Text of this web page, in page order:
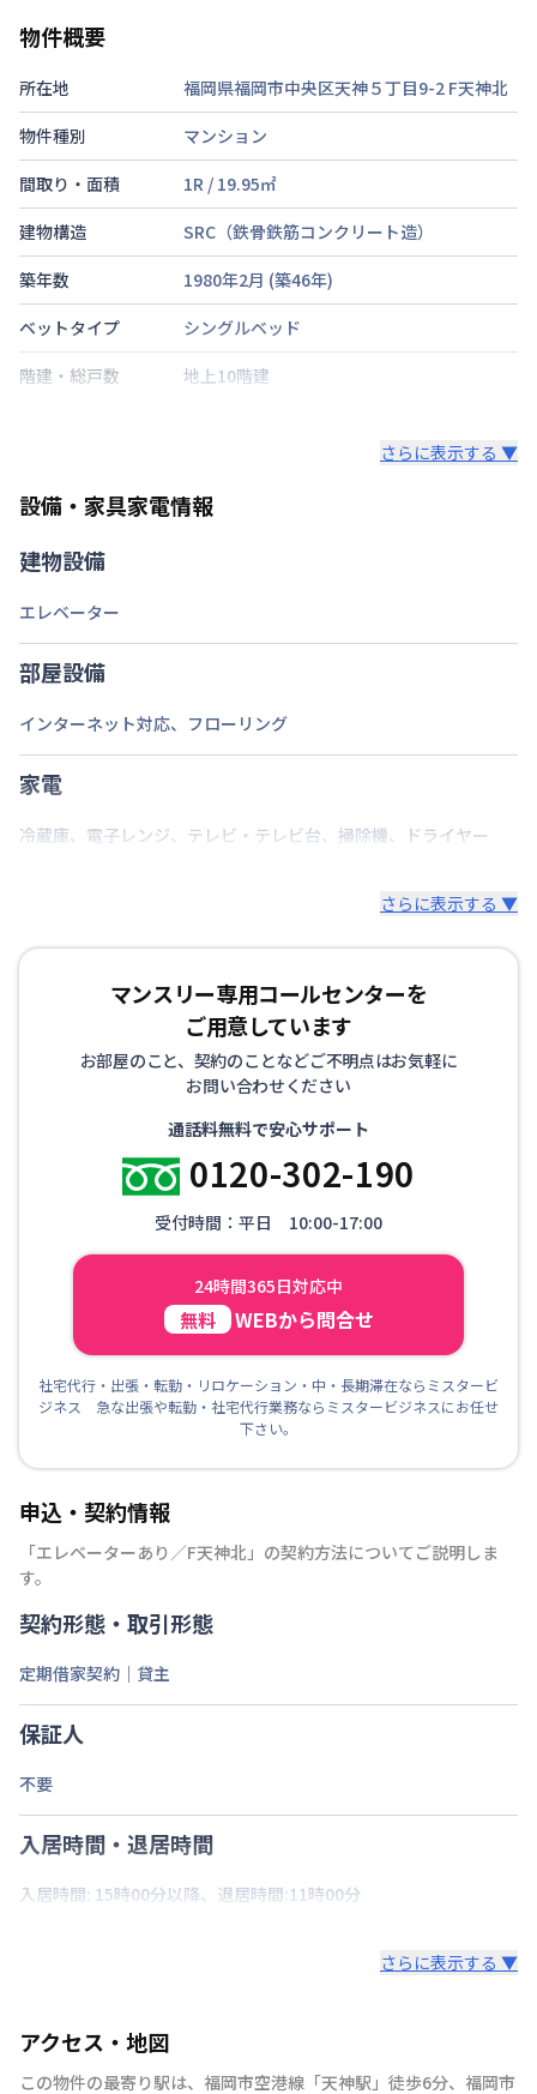
物件概要
所在地 福岡県福岡市中央区天神５丁目9-2 F天神北
物件種別
マンション
間取り・面積
1R / 19.95㎡
建物構造
SRC（鉄骨鉄筋コンクリート造）
築年数
1980年2月 (築46年)
ベットタイプ
シングルベッド
階建・総戸数
地上10階建
禁煙・喫煙
禁煙
交通
定員
1名
駐車場
次回更新日
情報更新日より14日以内
情報更新日
さらに表示する ▼
設備・家具家電情報
建物設備
エレベーター
部屋設備
インターネット対応、 フローリング
家電
冷蔵庫、 電子レンジ、 テレビ・テレビ台、 掃除機、 ドライヤー
さらに表示する ▼
マンスリー専用コールセンターを
ご用意しています
お部屋のこと、契約のことなどご不明点はお気軽に
お問い合わせください
通話料無料で安心サポート
0120-302-190
受付時間：平日 10:00-17:00
24時間365日対応中
無料 WEBから問合せ
社宅代行・出張・転勤・リロケーション・中・長期滞在ならミスタービ
ジネス 急な出張や転勤・社宅代行業務ならミスタービジネスにお任せ
下さい。
申込・契約情報
「エレベーターあり／F天神北 」の契約方法についてご説明しま
す。
契約形態・取引形態
定期借家契約｜貸主
保証人
不要
入居時間・退居時間
入居時間: 15時00分以降、退居時間:11時00分
さらに表示する ▼
アクセス・地図
この物件の最寄り駅は、 福岡市空港線 「天神駅 」 徒歩6分、 福岡市